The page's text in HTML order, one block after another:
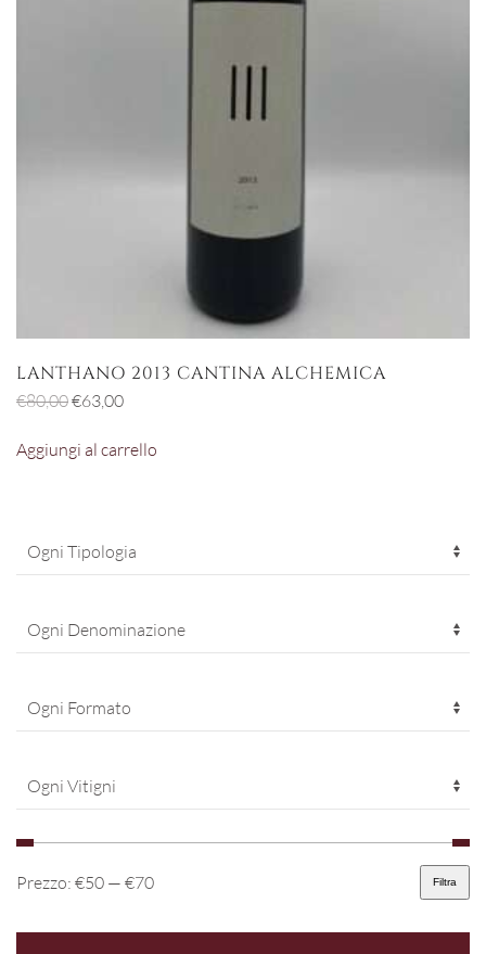
LANTHANO 2013 CANTINA ALCHEMICA
€80,00Il
originale
€63,00Il
attuale
Aggiungi al carrello
Prezzo
Prezzo
Filtra
Prezzo: €50 — €70